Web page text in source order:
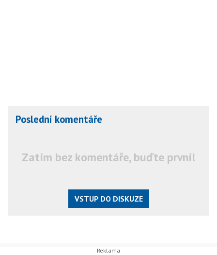
Poslední komentáře
Zatím bez komentáře, buďte první!
VSTUP DO DISKUZE